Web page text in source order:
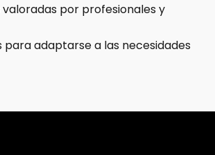
por profesionales y
adaptarse a las necesidades